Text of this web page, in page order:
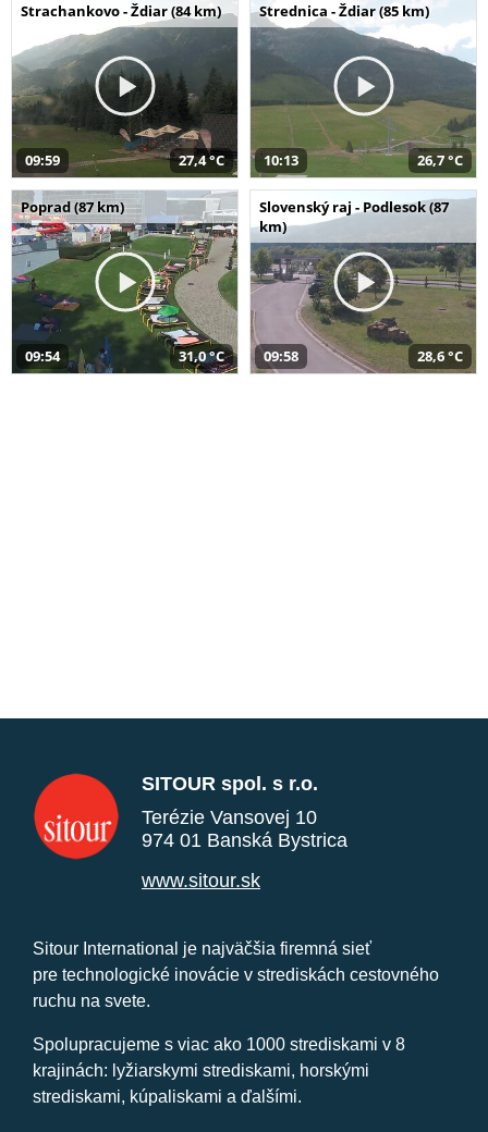
Strachankovo - Ždiar (84 km)
09:59 27,4 °C
Strednica - Ždiar (85 km)
10:13 26,7 °C
Poprad (87 km)
09:54 31,0 °C
Slovenský raj - Podlesok (87
km)
09:58 28,6 °C
SITOUR spol. s r.o.
Terézie Vansovej 10
974 01 Banská Bystrica
www.sitour.sk
Sitour International je najväčšia firemná sieť
pre technologické inovácie v strediskách cestovného
ruchu na svete.
Spolupracujeme s viac ako 1000 strediskami v 8
krajinách: lyžiarskymi strediskami, horskými
strediskami, kúpaliskami a ďalšími.